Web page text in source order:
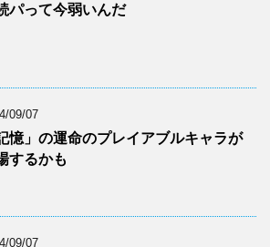
パって今弱いんだ
09/07
憶」の運命のプレイアブルキャラが
するかも
09/07